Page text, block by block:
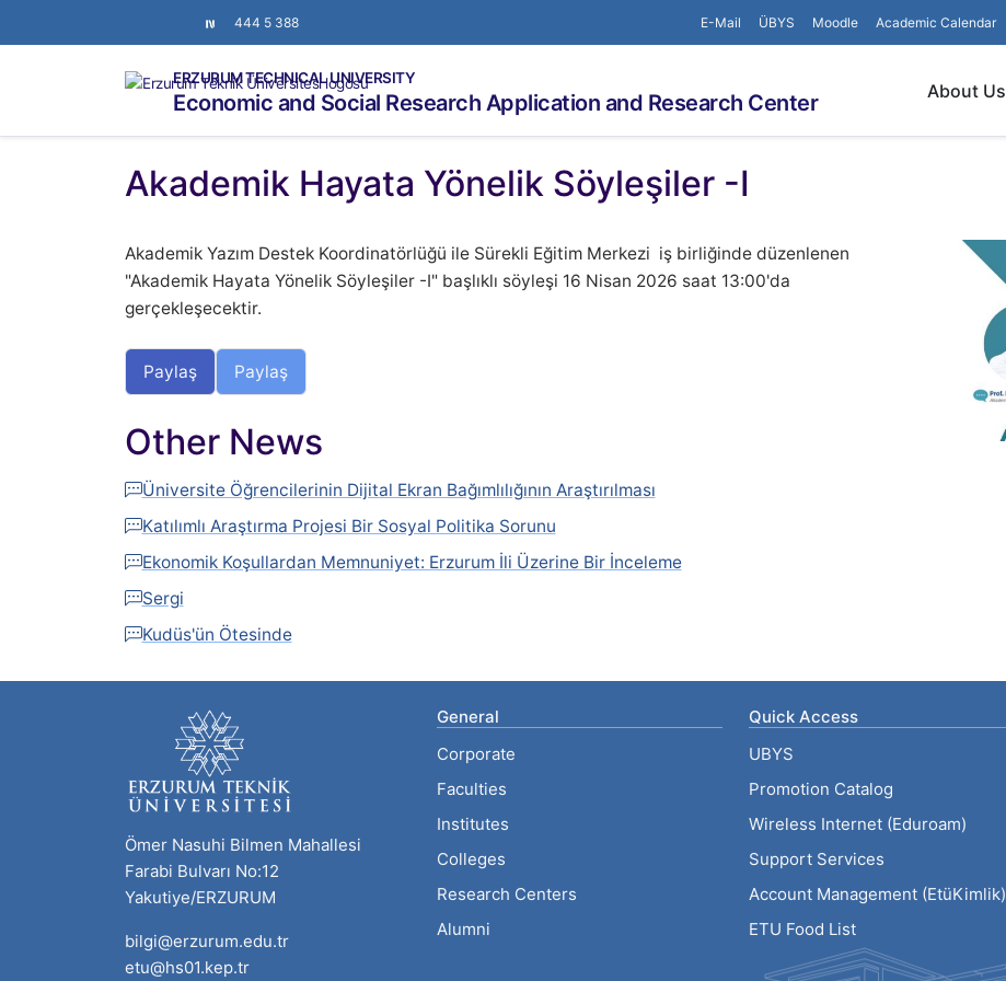
444 5 388 E-Mail ÜBYS Moodle Academic Calendar
ERZURUM TECHNICAL UNIVERSITY
Economic and Social Research Application and Research Center About Us
Akademik Hayata Yönelik Söyleşiler -I
Akademik Yazım Destek Koordinatörlüğü ile Sürekli Eğitim Merkezi iş birliğinde düzenlenen
"Akademik Hayata Yönelik Söyleşiler -I" başlıklı söyleşi 16 Nisan 2026 saat 13:00'da
gerçekleşecektir.
Paylaş Paylaş
Other News
Üniversite Öğrencilerinin Dijital Ekran Bağımlılığının Araştırılması
Katılımlı Araştırma Projesi Bir Sosyal Politika Sorunu
Ekonomik Koşullardan Memnuniyet: Erzurum İli Üzerine Bir İnceleme
Sergi
Kudüs'ün Ötesinde
Ömer Nasuhi Bilmen Mahallesi
Farabi Bulvarı No:12
Yakutiye/ERZURUM
bilgi@erzurum.edu.tr
etu@hs01.kep.tr
General
Corporate
Faculties
Institutes
Colleges
Research Centers
Alumni
Quick Access
UBYS
Promotion Catalog
Wireless Internet (Eduroam)
Support Services
Account Management (EtüKimlik)
ETU Food List